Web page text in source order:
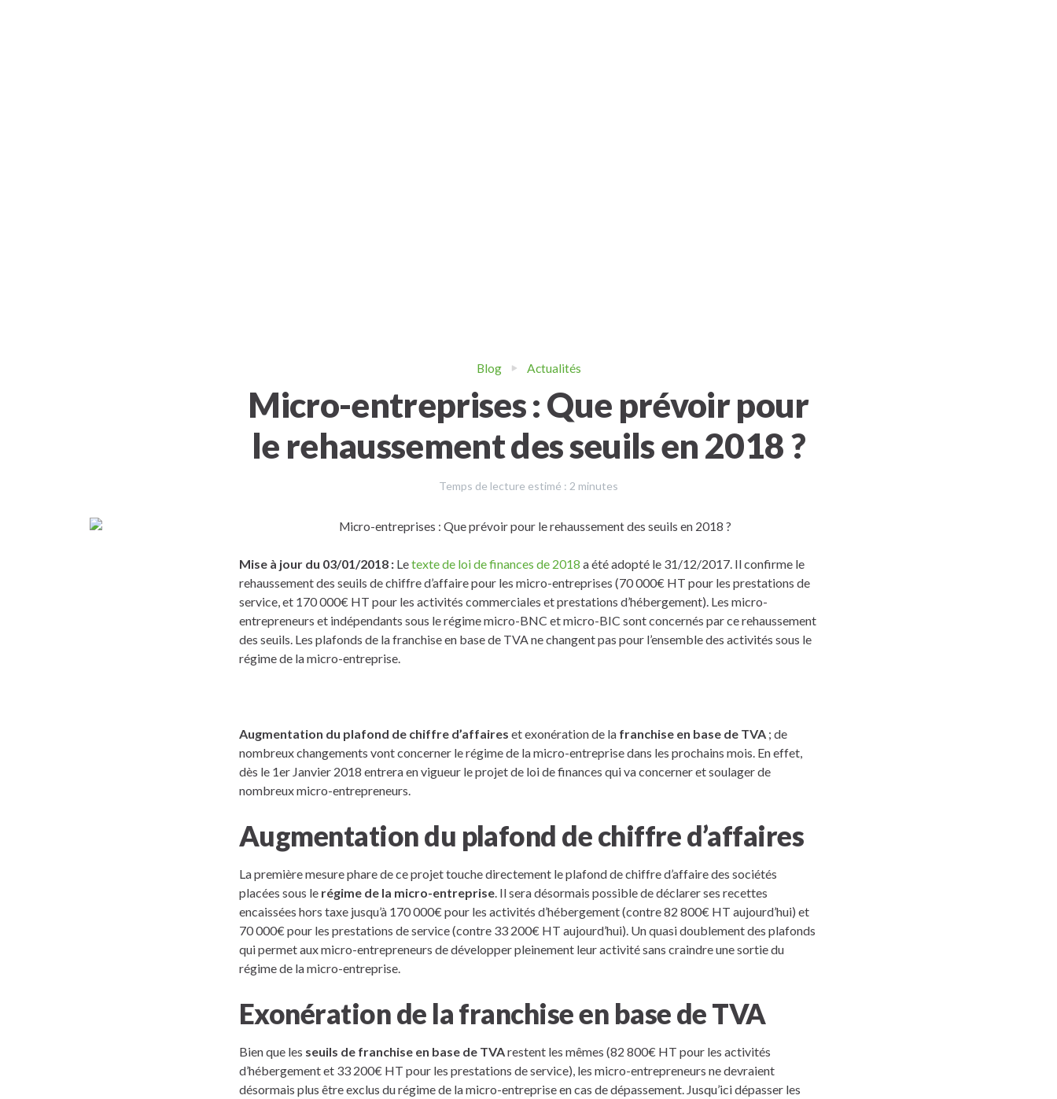
Blog Actualités
Micro-entreprises : Que prévoir pour
le rehaussement des seuils en 2018 ?
Temps de lecture estimé : 2 minutes
Mise à jour du 03/01/2018 : Letexte de loi de finances de 2018 a été adopté le 31/12/2017. Il confirme le
rehaussement des seuils de chiffre d’affaire pour les micro-entreprises (70 000€ HT pour les prestations de
service, et 170 000€ HT pour les activités commerciales et prestations d’hébergement). Les micro-
entrepreneurs et indépendants sous le régime micro-BNC et micro-BIC sont concernés par ce rehaussement
des seuils. Les plafonds de la franchise en base de TVA ne changent pas pour l’ensemble des activités sous le
régime de la micro-entreprise.
Augmentation du plafond de chiffre d’affaires et exonération de la franchise en base de TVA ; de
nombreux changements vont concerner le régime de la micro-entreprise dans les prochains mois. En effet,
dès le 1er Janvier 2018 entrera en vigueur le projet de loi de finances qui va concerner et soulager de
nombreux micro-entrepreneurs.
Augmentation du plafond de chiffre d’affaires
La première mesure phare de ce projet touche directement le plafond de chiffre d’affaire des sociétés
placées sous le régime de la micro-entreprise . Il sera désormais possible de déclarer ses recettes
encaissées hors taxe jusqu’à 170 000€ pour les activités d’hébergement (contre 82 800€ HT aujourd’hui) et
70 000€ pour les prestations de service (contre 33 200€ HT aujourd’hui). Un quasi doublement des plafonds
qui permet aux micro-entrepreneurs de développer pleinement leur activité sans craindre une sortie du
régime de la micro-entreprise.
Exonération de la franchise en base de TVA
Bien que les seuils de franchise en base de TVArestent les mêmes (82 800€ HT pour les activités
d’hébergement et 33 200€ HT pour les prestations de service), les micro-entrepreneurs ne devraient
désormais plus être exclus du régime de la micro-entreprise en cas de dépassement. Jusqu’ici dépasser les